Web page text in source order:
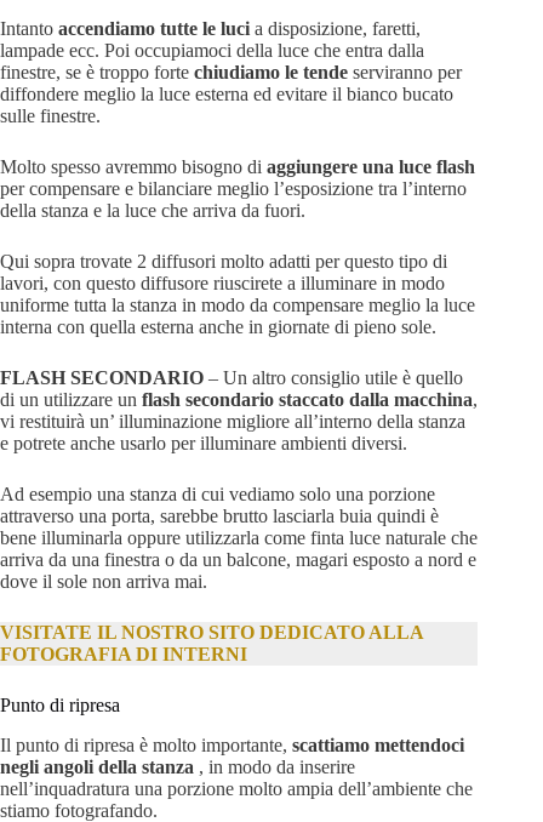
Intanto accendiamo tutte le luci a disposizione, faretti,
lampade ecc. Poi occupiamoci della luce che entra dalla
finestre, se è troppo forte chiudiamo le tende serviranno per
diffondere meglio la luce esterna ed evitare il bianco bucato
sulle finestre.
Molto spesso avremmo bisogno di aggiungere una luce flash
per compensare e bilanciare meglio l’esposizione tra l’interno
della stanza e la luce che arriva da fuori.
Qui sopra trovate 2 diffusori molto adatti per questo tipo di
lavori, con questo diffusore riuscirete a illuminare in modo
uniforme tutta la stanza in modo da compensare meglio la luce
interna con quella esterna anche in giornate di pieno sole.
FLASH SECONDARIO – Un altro consiglio utile è quello
di un utilizzare un flash secondario staccato dalla macchina,
vi restituirà un’ illuminazione migliore all’interno della stanza
e potrete anche usarlo per illuminare ambienti diversi.
Ad esempio una stanza di cui vediamo solo una porzione
attraverso una porta, sarebbe brutto lasciarla buia quindi è
bene illuminarla oppure utilizzarla come finta luce naturale che
arriva da una finestra o da un balcone, magari esposto a nord e
dove il sole non arriva mai.
VISITATE IL NOSTRO SITO DEDICATO ALLA
FOTOGRAFIA DI INTERNI
Punto di ripresa
Il punto di ripresa è molto importante, scattiamo mettendoci
negli angoli della stanza , in modo da inserire
nell’inquadratura una porzione molto ampia dell’ambiente che
stiamo fotografando.